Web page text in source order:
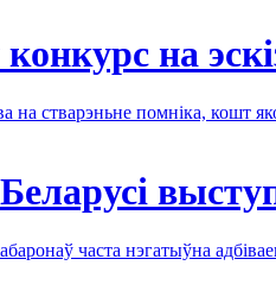
на
на стварэньне помніка, кошт
часта нэгатыўна